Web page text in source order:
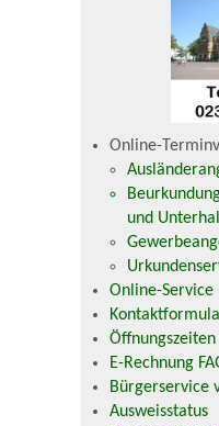
Online-
und
Online-
Öffnungszeiten
E-Rechnung
Bürgerservice
Ausweisstatus